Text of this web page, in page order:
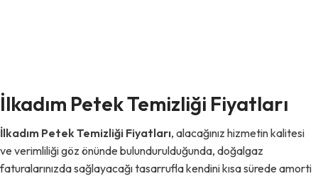
İlkadım Petek Temizliği Fiyatları
İlkadım Petek Temizliği Fiyatları, alacağınız hizmetin kalitesi
ve verimliliği göz önünde bulundurulduğunda, doğalgaz
faturalarınızda sağlayacağı tasarrufla kendini kısa sürede amorti